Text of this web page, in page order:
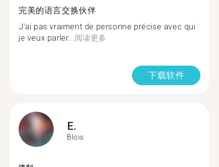
完美的语言交换伙伴
J'ai pas vraiment de personne précise avec qui
je veux parler...阅读更多
下载软件
E.
Blois